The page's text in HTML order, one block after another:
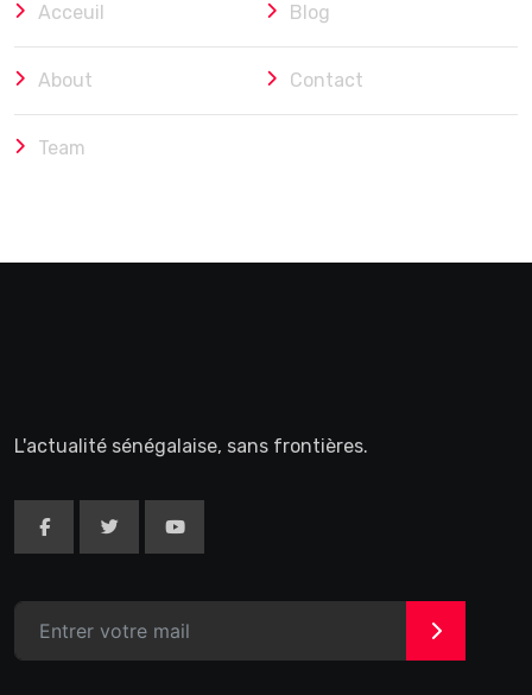
Acceuil Blog
About Contact
Team
L'actualité sénégalaise, sans frontières.
>